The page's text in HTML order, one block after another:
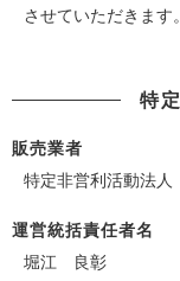
させていただきます。
特
販売業者
特定非営利活動法
運営統括責任者名
堀江 良彰